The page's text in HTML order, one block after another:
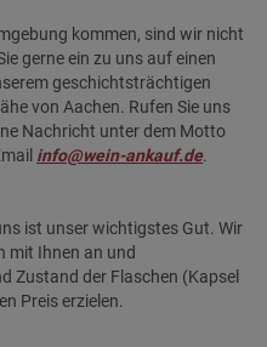
kommen, sind wir nicht
gerne ein zu uns auf einen
geschichtsträchtigen
von Aachen. Rufen Sie uns
Nachricht unter dem Motto
info@wein-ankauf.de.
ist unser wichtigstes Gut. Wir
mit Ihnen an und
Zustand der Flaschen (Kapsel
Preis erzielen.